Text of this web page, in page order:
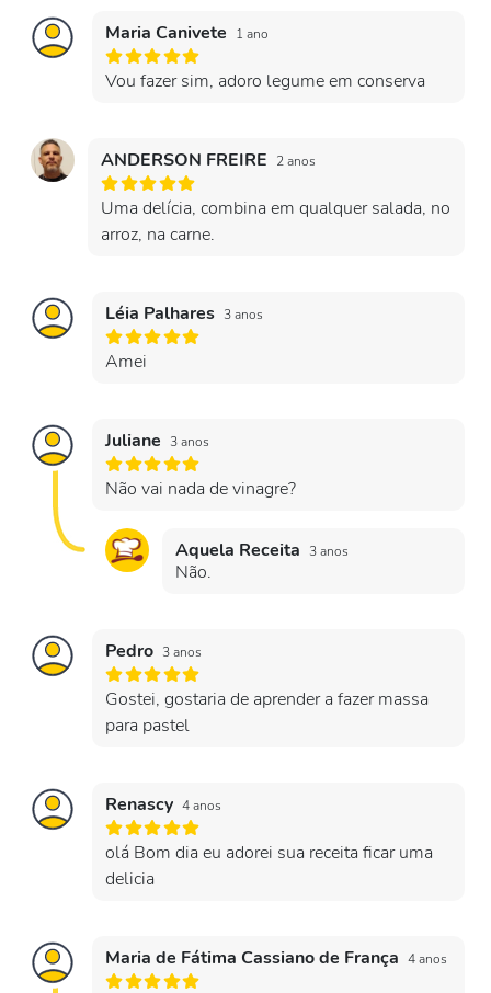
Maria Canivete 1 ano
Vou fazer sim, adoro legume em conserva
ANDERSON FREIRE 2 anos
Uma delícia, combina em qualquer salada, no
arroz, na carne.
Léia Palhares 3 anos
Amei
Juliane 3 anos
Não vai nada de vinagre?
Aquela Receita 3 anos
Não.
Pedro 3 anos
Gostei, gostaria de aprender a fazer massa
para pastel
Renascy 4 anos
olá Bom dia eu adorei sua receita ficar uma
delicia
Maria de Fátima Cassiano de França 4 anos